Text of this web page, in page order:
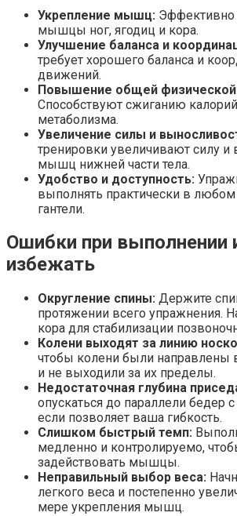
Укрепление мышц: Эффективно
мышцы ног, ягодиц и кора.
Улучшение баланса и
требует хорошего баланса и
движений.
Повышение общей
Способствуют сжиганию
метаболизма.
Увеличение силы и
тренировки увеличивают силу и
мышц нижней части тела.
Удобство и доступность:
выполнять практически в любом
гантели.
Ошибки при выполнении
избежать
Округление спины: Держите
протяжении всего упражнения.
кора для стабилизации
Колени выходят за линию
чтобы колени были направлены
и не выходили за их пределы.
Недостаточная глубина
опускаться до параллели бедер
если позволяет ваша гибкость.
Слишком быстрый темп:
медленно и контролируемо,
задействовать мышцы.
Неправильный выбор веса:
легкого веса и постепенно
мере укрепления мышц.
Королева вагона отожгла!